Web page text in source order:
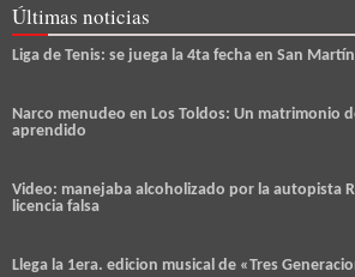
Últimas noticias
Liga de Tenis: se juega la 4ta fecha en San Martín
Narco menudeo en Los Toldos: Un matrimonio
aprendido
Video: manejaba alcoholizado por la autopista
licencia falsa
Llega la 1era. edicion musical de «Tres